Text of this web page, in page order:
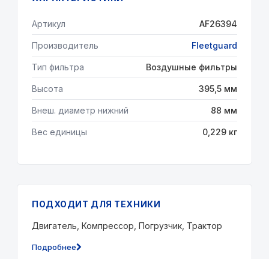
Артикул AF26394
Производитель Fleetguard
Тип фильтра Воздушные фильтры
Высота 395,5 мм
Внеш. диаметр нижний 88 мм
Вес единицы 0,229 кг
ПОДХОДИТ ДЛЯ ТЕХНИКИ
Двигатель, Компрессор, Погрузчик, Трактор
Подробнее